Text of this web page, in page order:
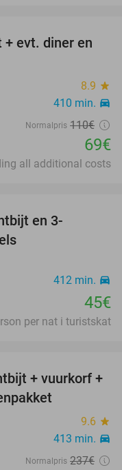
37%
+ evt. diner en
8.9 star
410 min. directions_car
Normalpris 110€
69€
all additional costs
en 3-
412 min. directions_car
45€
per nat i turistskat
33%
+ vuurkorf +
9.6 star
413 min. directions_car
Normalpris 237€